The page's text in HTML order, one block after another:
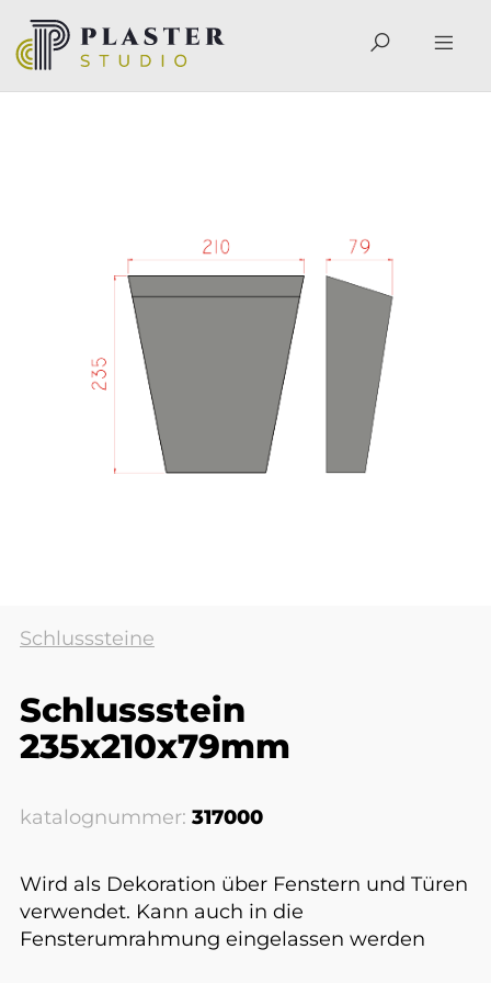
Schlusssteine
Schlussstein
235x210x79mm
katalognummer: 317000
Wird als Dekoration über Fenstern und Türen
verwendet. Kann auch in die
Fensterumrahmung eingelassen werden